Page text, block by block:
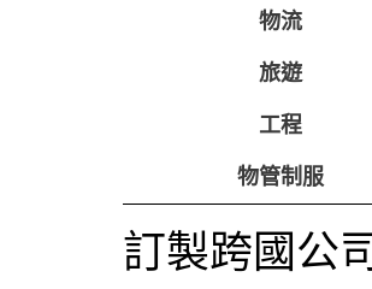
物流
旅遊
工程
物管制服
訂製跨國公